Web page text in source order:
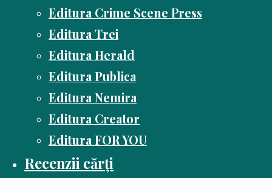
Editura Crime Scene Press
Editura Trei
Editura Herald
Editura Publica
Editura Nemira
Editura Creator
Editura FOR YOU
Recenzii cărți